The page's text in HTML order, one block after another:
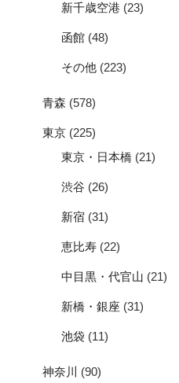
新千歳空港 (23)
函館 (48)
その他 (223)
青森 (578)
東京 (225)
東京・日本橋 (21)
渋谷 (26)
新宿 (31)
恵比寿 (22)
中目黒・代官山 (21)
新橋・銀座 (31)
池袋 (11)
神奈川 (90)